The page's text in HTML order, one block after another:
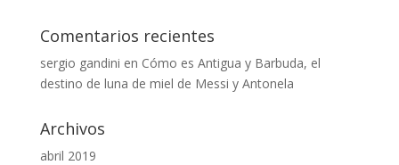
Comentarios recientes
sergio gandini en Cómo es Antigua y Barbuda, el
destino de luna de miel de Messi y Antonela
Archivos
abril 2019